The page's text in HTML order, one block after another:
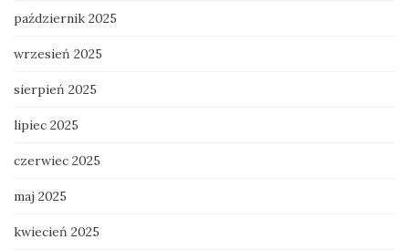
październik 2025
wrzesień 2025
sierpień 2025
lipiec 2025
czerwiec 2025
maj 2025
kwiecień 2025